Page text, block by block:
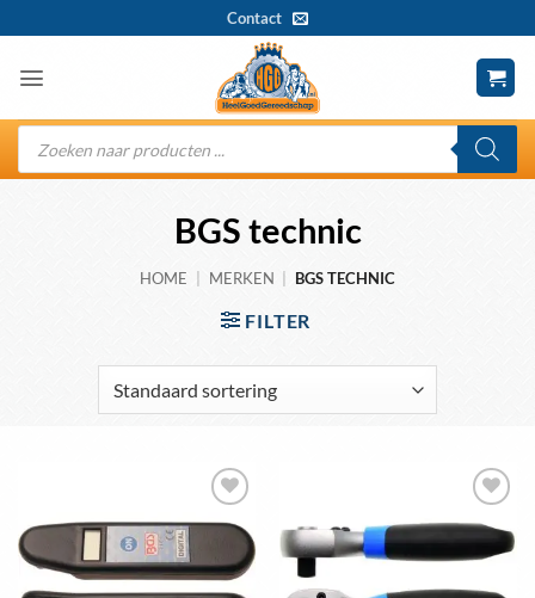
naar
inhoud
Contact
Producten
zoeken
BGS technic
HOME MERKEN BGS TECHNIC
FILTER
Toevoegen
wenslijst
Toevoegen
wenslijst